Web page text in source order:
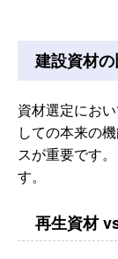
建設資材
資材選定にお
しての本来の
スが重要です
す。
再生資材